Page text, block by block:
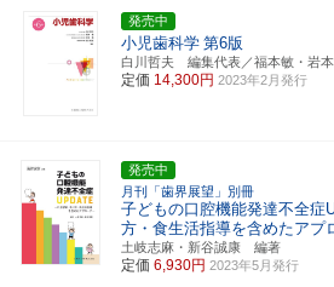
発売中
小児歯科学 第6版
白川哲夫 編集代表／福本敏・岩
定価 14,300円 2023年2月発行
発売中
月刊「歯界展望」別冊
子どもの口腔機能発達不全症
方・食生活指導を含めたアプ
土岐志麻・新谷誠康 編著
定価 6,930円 2023年5月発行